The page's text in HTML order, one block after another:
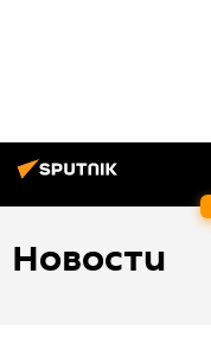
Новости